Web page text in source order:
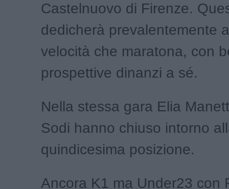
Castelnuovo di Firenze.
dedicherà prevalentemente
velocità che maratona, con
prospettive dinanzi a sé.
Nella stessa gara Elia
Sodi hanno chiuso intorno
quindicesima posizione.
Ancora K1 ma Under23 con